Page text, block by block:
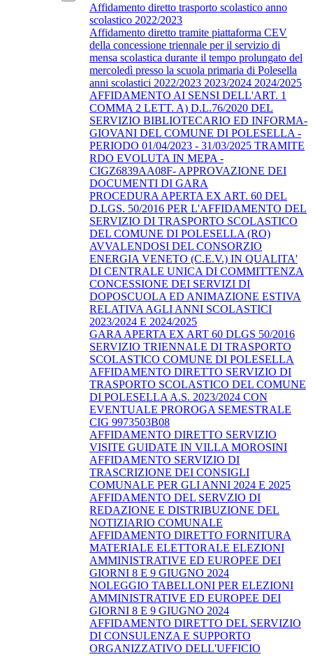
Affidamento diretto trasporto scolastico anno
scolastico 2022/2023
Affidamento diretto tramite piattaforma CEV
della concessione triennale per il servizio di
mensa scolastica durante il tempo prolungato del
mercoledì presso la scuola primaria di Polesella
anni scolastici 2022/2023 2023/2024 2024/2025
AFFIDAMENTO AI SENSI DELL'ART. 1
COMMA 2 LETT. A) D.L.76/2020 DEL
SERVIZIO BIBLIOTECARIO ED INFORMA-
GIOVANI DEL COMUNE DI POLESELLA -
PERIODO 01/04/2023 - 31/03/2025 TRAMITE
RDO EVOLUTA IN MEPA -
CIGZ6839AA08F- APPROVAZIONE DEI
DOCUMENTI DI GARA
PROCEDURA APERTA EX ART. 60 DEL
D.LGS. 50/2016 PER L'AFFIDAMENTO DEL
SERVIZIO DI TRASPORTO SCOLASTICO
DEL COMUNE DI POLESELLA (RO)
AVVALENDOSI DEL CONSORZIO
ENERGIA VENETO (C.E.V.) IN QUALITA'
DI CENTRALE UNICA DI COMMITTENZA
CONCESSIONE DEI SERVIZI DI
DOPOSCUOLA ED ANIMAZIONE ESTIVA
RELATIVA AGLI ANNI SCOLASTICI
2023/2024 E 2024/2025
GARA APERTA EX ART 60 DLGS 50/2016
SERVIZIO TRIENNALE DI TRASPORTO
SCOLASTICO COMUNE DI POLESELLA
AFFIDAMENTO DIRETTO SERVIZIO DI
TRASPORTO SCOLASTICO DEL COMUNE
DI POLESELLA A.S. 2023/2024 CON
EVENTUALE PROROGA SEMESTRALE
CIG 9973503B08
AFFIDAMENTO DIRETTO SERVIZIO
VISITE GUIDATE IN VILLA MOROSINI
AFFIDAMENTO SERVIZIO DI
TRASCRIZIONE DEI CONSIGLI
COMUNALE PER GLI ANNI 2024 E 2025
AFFIDAMENTO DEL SERVZIO DI
REDAZIONE E DISTRIBUZIONE DEL
NOTIZIARIO COMUNALE
AFFIDAMENTO DIRETTO FORNITURA
MATERIALE ELETTORALE ELEZIONI
AMMINISTRATIVE ED EUROPEE DEI
GIORNI 8 E 9 GIUGNO 2024
NOLEGGIO TABELLONI PER ELEZIONI
AMMINISTRATIVE ED EUROPEE DEI
GIORNI 8 E 9 GIUGNO 2024
AFFIDAMENTO DIRETTO DEL SERVIZIO
DI CONSULENZA E SUPPORTO
ORGANIZZATIVO DELL'UFFICIO